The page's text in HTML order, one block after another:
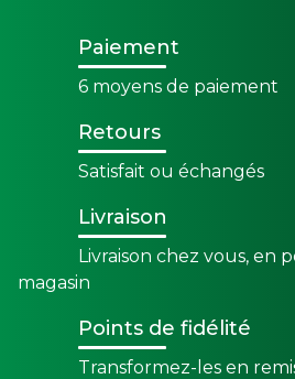
Paiement
6 moyens de paiement
Retours
Satisfait ou échangés
Livraison
Livraison chez vous, en
magasin
Points de fidélité
Transformez-les en